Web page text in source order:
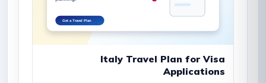
Italy Travel Plan for Visa
Applications